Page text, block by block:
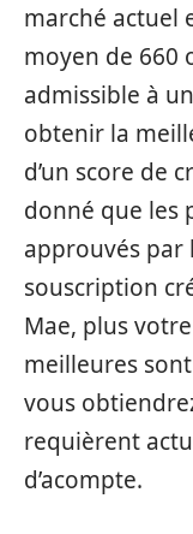
marché actuel
moyen de 660
admissible à
obtenir la
d’un score de
donné que les
approuvés par
souscription
Mae, plus
meilleures
vous
requièrent
d’acompte.